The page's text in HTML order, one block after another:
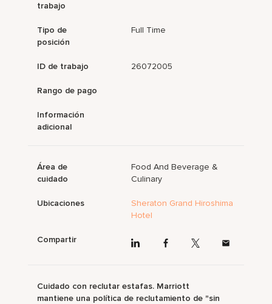
trabajo
Tipo de
posición
Full Time
ID de trabajo 26072005
Rango de pago
Información
adicional
Área de
cuidado
Food And Beverage &
Culinary
Ubicaciones
Sheraton Grand Hiroshima
Hotel
Compartir
Cuidado con reclutar estafas. Marriott
mantiene una política de reclutamiento de "sin